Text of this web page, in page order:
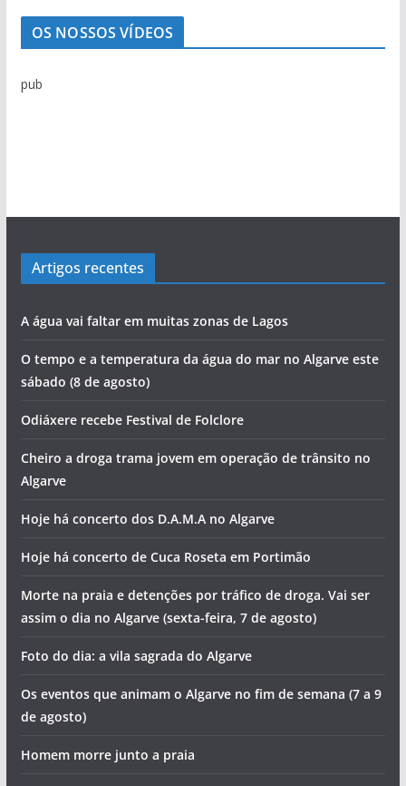
n
o
í
OS NOSSOS VÍDEOS
pub
Artigos recentes
A água vai faltar em muitas zonas de Lagos
O tempo e a temperatura da água do mar no Algarve este
sábado (8 de agosto)
Odiáxere recebe Festival de Folclore
Cheiro a droga trama jovem em operação de trânsito no
Algarve
Hoje há concerto dos D.A.M.A no Algarve
Hoje há concerto de Cuca Roseta em Portimão
Morte na praia e detenções por tráfico de droga. Vai ser
assim o dia no Algarve (sexta-feira, 7 de agosto)
Foto do dia: a vila sagrada do Algarve
Os eventos que animam o Algarve no fim de semana (7 a 9
de agosto)
Homem morre junto a praia